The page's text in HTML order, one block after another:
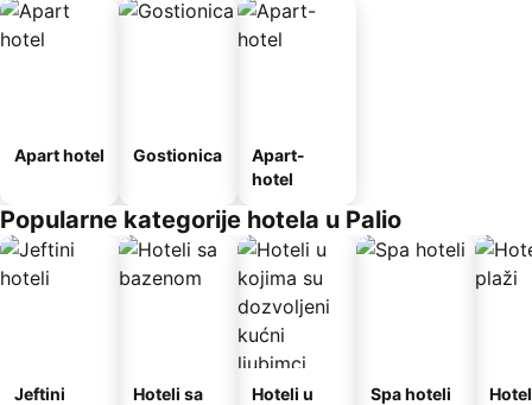
Apart hotel Gostionica
Apart-
hotel
Popularne kategorije hotela u Palio
Jeftini
Hoteli sa
Hoteli u
Spa hoteli